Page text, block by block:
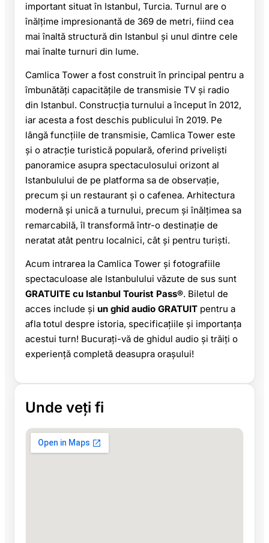
important situat în Istanbul, Turcia. Turnul are o
înălțime impresionantă de 369 de metri, fiind cea
mai înaltă structură din Istanbul și unul dintre cele
mai înalte turnuri din lume.
Camlica Tower a fost construit în principal pentru a
îmbunătăți capacitățile de transmisie TV și radio
din Istanbul. Construcția turnului a început în 2012,
iar acesta a fost deschis publicului în 2019. Pe
lângă funcțiile de transmisie, Camlica Tower este
și o atracție turistică populară, oferind priveliști
panoramice asupra spectaculosului orizont al
Istanbulului de pe platforma sa de observație,
precum și un restaurant și o cafenea. Arhitectura
modernă și unică a turnului, precum și înălțimea sa
remarcabilă, îl transformă într-o destinație de
neratat atât pentru localnici, cât și pentru turiști.
Acum intrarea la Camlica Tower și fotografiile
spectaculoase ale Istanbulului văzute de sus sunt
GRATUITE cu Istanbul Tourist Pass®. Biletul de
acces include și un ghid audio GRATUIT pentru a
afla totul despre istoria, specificațiile și importanța
acestui turn! Bucurați-vă de ghidul audio și trăiți o
experiență completă deasupra orașului!
Unde veți fi